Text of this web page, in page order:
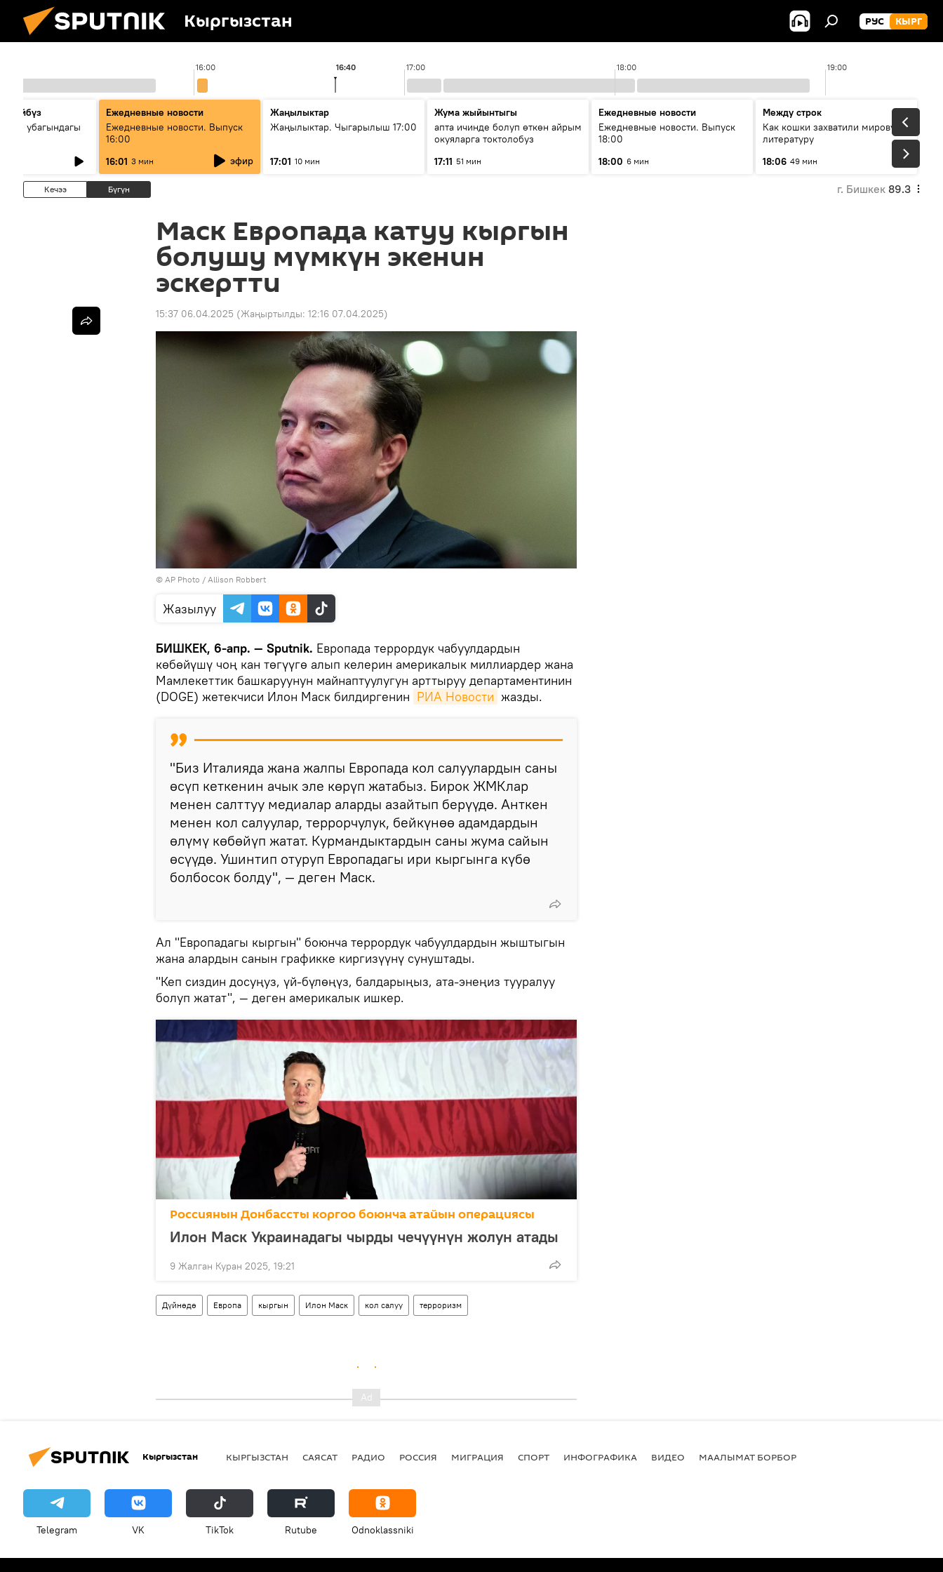
Кыргызстан РУС КЫРГ
16:00 17:00 18:00 19:00
16:40
өз убагындагы
Ежедневные новости
Ежедневные новости. Выпуск
16:00
16:01 3 мин эфир
Жаңылыктар
Жаңылыктар. Чыгарылыш 17:00
17:01 10 мин
Жума жыйынтыгы
апта ичинде болуп өткөн айрым
окуяларга токтолобуз
17:11 51 мин
Ежедневные новости
Ежедневные новости. Выпуск
18:00
18:00 6 мин
Между строк
Как кошки захватили мировую
литературу
18:06 49 мин
Кечээ Бүгүн г. Бишкек 89.3
Маск Европада катуу кыргын
болушу мүмкүн экенин
эскертти
15:37 06.04.2025 (Жаңыртылды: 12:16 07.04.2025)
© AP Photo / Allison Robbert
Жазылуу
БИШКЕК, 6-апр. — Sputnik. Европада террордук чабуулдардын
көбөйүшү чоң кан төгүүгө алып келерин америкалык миллиардер жана
Мамлекеттик башкаруунун майнаптуулугун арттыруу департаментинин
(DOGE) жетекчиси Илон Маск билдиргенин РИА Новости жазды.
"Биз Италияда жана жалпы Европада кол салуулардын саны
өсүп кеткенин ачык эле көрүп жатабыз. Бирок ЖМКлар
менен салттуу медиалар аларды азайтып берүүдө. Анткен
менен кол салуулар, террорчулук, бейкүнөө адамдардын
өлүмү көбөйүп жатат. Курмандыктардын саны жума сайын
өсүүдө. Ушинтип отуруп Европадагы ири кыргынга күбө
болбосок болду", — деген Маск.
Ал "Европадагы кыргын" боюнча террордук чабуулдардын жыштыгын
жана алардын санын графикке киргизүүнү сунуштады.
"Кеп сиздин досуңуз, үй-бүлөңүз, балдарыңыз, ата-энеңиз тууралуу
болуп жатат", — деген америкалык ишкер.
Россиянын Донбассты коргоо боюнча атайын операциясы
Илон Маск Украинадагы чырды чечүүнүн жолун атады
9 Жалган Куран 2025, 19:21
Дүйнөдө Европа кыргын Илон Маск кол салуу терроризм
Кыргызстан КЫРГЫЗСТАН САЯСАТ РАДИО РОССИЯ МИГРАЦИЯ СПОРТ ИНФОГРАФИКА ВИДЕО МААЛЫМАТ БОРБОР
Telegram VK ТikТоk Rutube Odnoklassniki